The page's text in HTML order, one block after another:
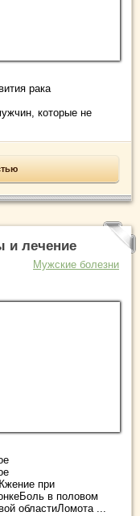
рака
которые не
и лечение
Мужские болезни
при
в половом
областиЛомота ...